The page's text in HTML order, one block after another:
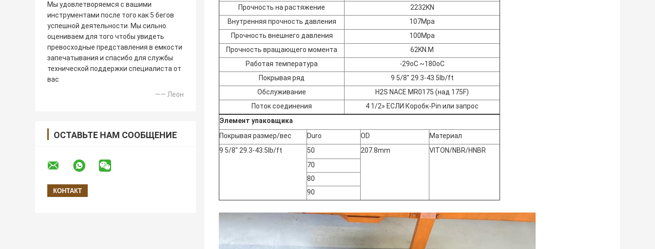
Мы удовлетворяемся с вашими
инструментами после того как 5 бегов
успешной деятельности. Мы сильно
оцениваем для того чтобы увидеть
превосходные представления в емкости
запечатывания и спасибо для службы
технической поддержки специалиста от
вас
—— Леон
ОСТАВЬТЕ НАМ СООБЩЕНИЕ
Прочность на растяжение
2232KN
Внутренняя прочность давления
107Mpa
Прочность внешнего давления
100Mpa
Прочность вращающего момента
62KN.M
Работая температура
-29oC~180oC
Покрывая ряд
9 5/8" 29.3-43.5lb/ft
Обслуживание
H2S NACE MR0175 (над 175F)
Поток соединения
4 1/2» ЕСЛИ Коробк-Pin или запрос
Элемент упаковщика
Покрывая размер/вес
Duro OD
Материал
9 5/8" 29.3-43.5lb/ft
50 207.8mm
VITON/NBR/HNBR
70
80
90